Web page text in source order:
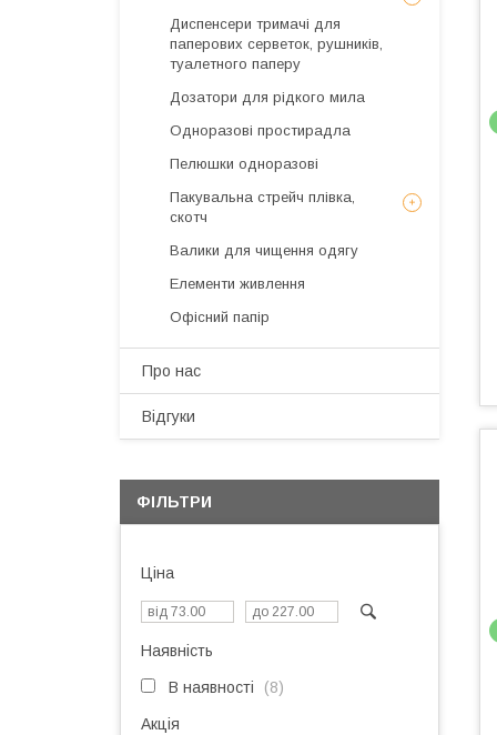
Диспенсери тримачі для
паперових серветок, рушників,
туалетного паперу
Дозатори для рідкого мила
Одноразові простирадла
Пелюшки одноразові
Пакувальна стрейч плівка,
скотч
Валики для чищення одягу
Елементи живлення
Офісний папір
Про нас
Відгуки
ФІЛЬТРИ
Ціна
Наявність
В наявності 8
Акція